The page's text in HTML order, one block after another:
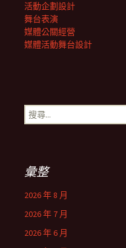
活動企劃設計
舞台表演
媒體公關經營
媒體活動舞台設計
搜
尋
彙整
2026 年 8 月
2026 年 7 月
2026 年 6 月